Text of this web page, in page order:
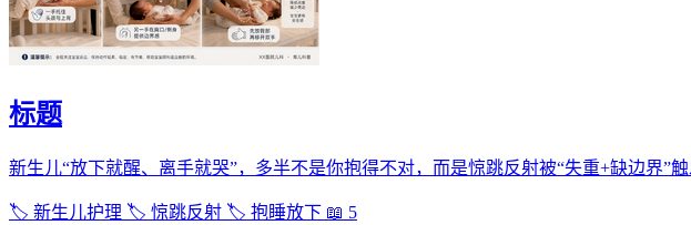
标题
新生儿“放下就醒、离手就哭”，多半不是你抱得不对，而是惊跳反射被“失重+缺边界
🏷️ 新生儿护理 🏷️ 惊跳反射 🏷️ 抱睡放下 📖 5